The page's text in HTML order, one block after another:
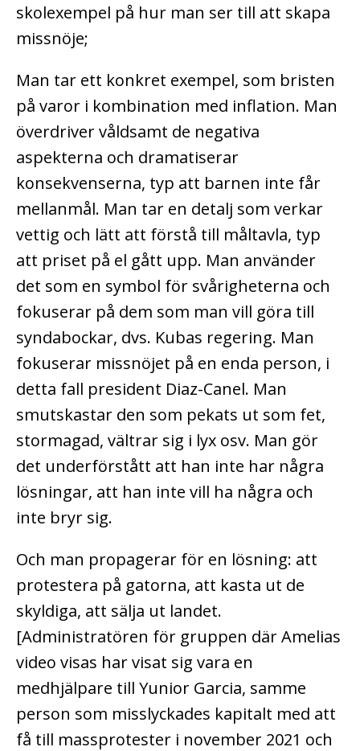
skolexempel på hur man ser till att skapa
missnöje;
Man tar ett konkret exempel, som bristen
på varor i kombination med inflation. Man
överdriver våldsamt de negativa
aspekterna och dramatiserar
konsekvenserna, typ att barnen inte får
mellanmål. Man tar en detalj som verkar
vettig och lätt att förstå till måltavla, typ
att priset på el gått upp. Man använder
det som en symbol för svårigheterna och
fokuserar på dem som man vill göra till
syndabockar, dvs. Kubas regering. Man
fokuserar missnöjet på en enda person, i
detta fall president Diaz-Canel. Man
smutskastar den som pekats ut som fet,
stormagad, vältrar sig i lyx osv. Man gör
det underförstått att han inte har några
lösningar, att han inte vill ha några och
inte bryr sig.
Och man propagerar för en lösning: att
protestera på gatorna, att kasta ut de
skyldiga, att sälja ut landet.
[Administratören för gruppen där Amelias
video visas har visat sig vara en
medhjälpare till Yunior Garcia, samme
person som misslyckades kapitalt med att
få till massprotester i november 2021 och